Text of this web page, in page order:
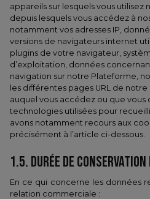
appareils sur lesquels vous utilisez
depuis lesquels vous accédez à
notamment vos adresses IP,
versions de navigateurs internet
plugins de votre navigateur,
d’exploitation, données
navigation sur notre Plateforme,
les différentes pages URL de
auquel vous accédez ou que vous
technologies utilisées pour
avons notamment recours aux
précisément à l’article ci-dessous.
1.5.​ DURÉE DE CONSERVATION
En ce qui concerne les données
relation commerciale :